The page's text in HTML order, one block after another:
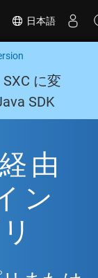
日本語
に変
SDK
由
ン